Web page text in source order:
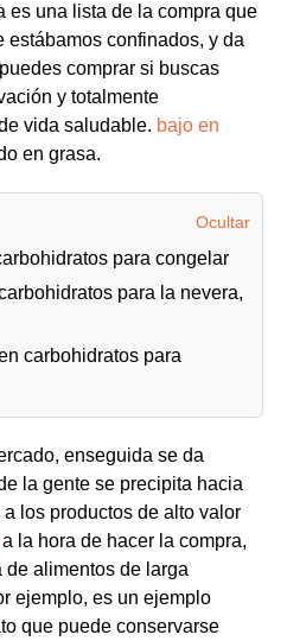
es una lista de la compra que
estábamos confinados, y da
comprar si buscas
y totalmente
vida saludable. bajo en
en grasa.
Ocultar
para congelar
para la nevera,
carbohidratos para
enseguida se da
la gente se precipita hacia
los productos de alto valor
a la hora de hacer la compra,
de alimentos de larga
ejemplo, es un ejemplo
que puede conservarse